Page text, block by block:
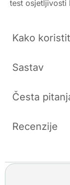
test osjetljivosti
Kako
Sastav
Česta
Recenzije